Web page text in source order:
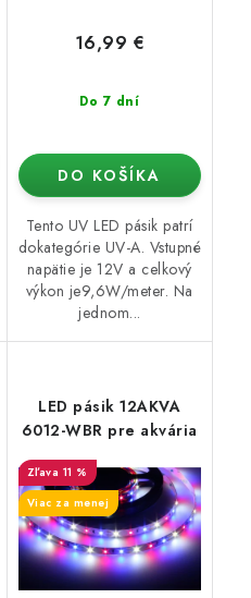
Do 7 dní
16,99 €
DO KOŠÍKA
Tento UV LED pásik patrí
dokategórie UV-A. Vstupné
napätie je 12V a celkový
výkon je9,6W/meter. Na
jednom...
LED pásik 12AKVA
6012-WBR pre akvária
11 %
Viac za menej